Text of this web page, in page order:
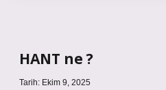
HANT ne ?
Tarih: Ekim 9, 2025